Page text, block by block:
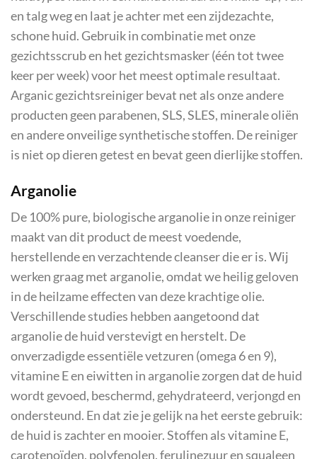
en talg weg en laat je achter met een zijdezachte,
schone huid. Gebruik in combinatie met onze
gezichtsscrub en het gezichtsmasker (één tot twee
keer per week) voor het meest optimale resultaat.
Arganic gezichtsreiniger bevat net als onze andere
producten geen parabenen, SLS, SLES, minerale oliën
en andere onveilige synthetische stoffen. De reiniger
is niet op dieren getest en bevat geen dierlijke stoffen.
Arganolie
De 100% pure, biologische arganolie in onze reiniger
maakt van dit product de meest voedende,
herstellende en verzachtende cleanser die er is. Wij
werken graag met arganolie, omdat we heilig geloven
in de heilzame effecten van deze krachtige olie.
Verschillende studies hebben aangetoond dat
arganolie de huid verstevigt en herstelt. De
onverzadigde essentiële vetzuren (omega 6 en 9),
vitamine E en eiwitten in arganolie zorgen dat de huid
wordt gevoed, beschermd, gehydrateerd, verjongd en
ondersteund. En dat zie je gelijk na het eerste gebruik:
de huid is zachter en mooier. Stoffen als vitamine E,
carotenoïden, polyfenolen, ferulinezuur en squaleen